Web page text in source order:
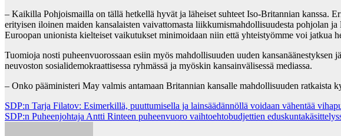
‒ Kaikilla Pohjoismailla on tällä hetkellä hyvät ja läheiset suhteet Iso-Britannian kanssa.
erityisen iloinen maiden kansalaisten vaivattomasta liikkumismahdollisuudesta pohjolan
Euroopan unionista kielteiset vaikutukset minimoidaan niin että yhteistyömme voi jatkua
Tuomioja nosti puheenvuorossaan esiin myös mahdollisuuden uuden
neuvoston sosialidemokraattisessa ryhmässä ja myöskin kansainvälisessä mediassa.
‒ Onko pääministeri May valmis antamaan Britannian kansalle mahdollisuuden
Post
navigation
SDP:n Tarja Filatov: Esimerkillä, puuttumisella ja lainsäädännöllä voidaan vähentää
SDP:n Puheenjohtaja Antti Rinteen puheenvuoro vaihtoehtobudjettien